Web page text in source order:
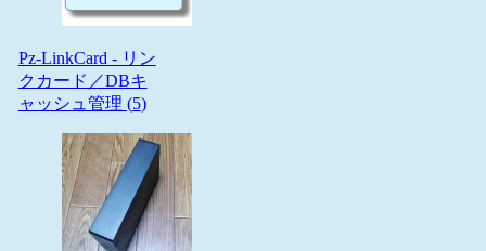
Pz-LinkCard - リン
クカード／DBキ
ャッシュ管理 (5)